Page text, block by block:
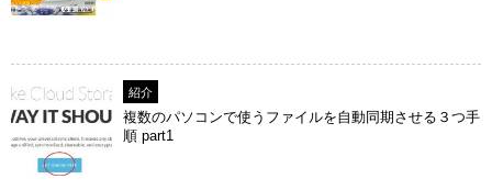
紹介
複数のパソコンで使うファイルを自動同期させる３つ手
順 part1